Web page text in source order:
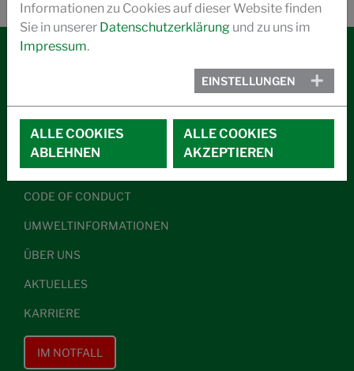
IMPRESSUM
DATENSCHUTZ
ALLGEMEINE GESCHÄFTSBEDINGUNGEN
CODE OF CONDUCT
UMWELTINFORMATIONEN
ÜBER UNS
AKTUELLES
KARRIERE
IM NOTFALL
Informationen zu Cookies auf dieser Website finden
Sie in unserer Datenschutzerklärung und zu uns im
Impressum.
EINSTELLUNGEN
ALLE COOKIES
ABLEHNEN
ALLE COOKIES
AKZEPTIEREN